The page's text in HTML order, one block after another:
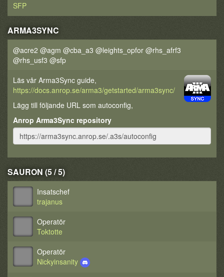
SFP
ARMA3SYNC
@acre2 @agm @cba_a3 @leights_opfor @rhs_afrf3
@rhs_usf3 @sfp
Läs vår Arma3Sync guide,
https://docs.anrop.se/arma3/getstarted/arma3sync/
Lägg till följande URL som autoconfig,
Anrop Arma3Sync repository
SAURON (5 / 5)
Insatschef
trajanus
Operatör
Toktotte
Operatör
Nickyinsanity